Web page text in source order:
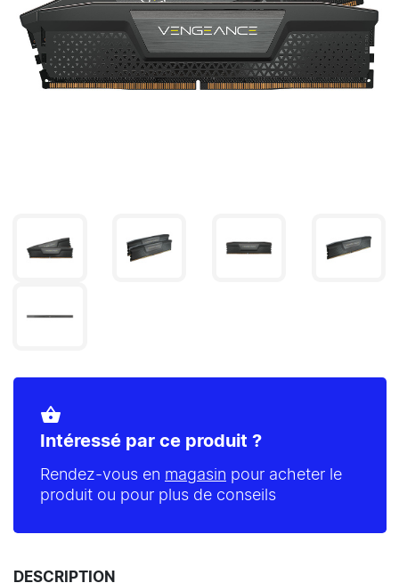
shopping_basket
Intéressé par ce produit ?
Rendez-vous en magasin pour acheter le
produit ou pour plus de conseils
DESCRIPTION